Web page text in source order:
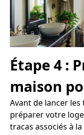
Étape 4 :
maison
Avant de lancer
préparer votre
tracas associés à